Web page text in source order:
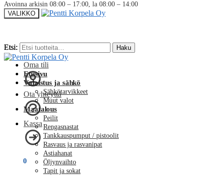
Avoinna arkisin 08:00 – 17:00, la 08:00 – 14:00
VALIKKO
Etsi: Haku
Oma tili
Ota yhteyttä
Kassa
0
Etsi: Haku
Etusivu
Valaistus ja sähkö
Sähkötarvikkeet
Muut valot
Maatalous
Peilit
Rengasnastat
Tankkauspumput / pistoolit
Rasvaus ja rasvanipat
Astiahanat
Öljynvaihto
Tapit ja sokat